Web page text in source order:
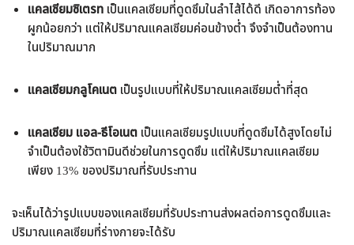
แคลเซียมซิเตรท เป็นแคลเซียมที่ดูดซึมในลำไส้ได้ดี เกิดอาการท้อง
ผูกน้อยกว่า แต่ให้ปริมาณแคลเซียมค่อนข้างต่ำ จึงจำเป็นต้องทาน
ในปริมาณมาก
แคลเซียมกลูโคเนต เป็นรูปแบบที่ให้ปริมาณแคลเซียมต่ำที่สุด
แคลเซียม แอล-ธีโอเนต เป็นแคลเซียมรูปแบบที่ดูดซึมได้สูงโดยไม่
จำเป็นต้องใช้วิตามินดีช่วยในการดูดซึม แต่ให้ปริมาณแคลเซียม
เพียง 13% ของปริมาณที่รับประทาน
จะเห็นได้ว่ารูปแบบของแคลเซียมที่รับประทานส่งผลต่อการดูดซึมและ
ปริมาณแคลเซียมที่ร่างกายจะได้รับ